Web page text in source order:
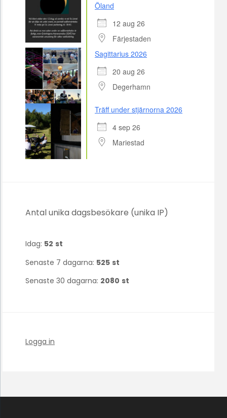
Öland
12 aug 26
Färjestaden
Sagittarius 2026
20 aug 26
Degerhamn
Träff under stjärnorna 2026
4 sep 26
Mariestad
Antal unika dagsbesökare (unika IP)
Idag: 52 st
Senaste 7 dagarna: 525 st
Senaste 30 dagarna: 2080 st
Logga in